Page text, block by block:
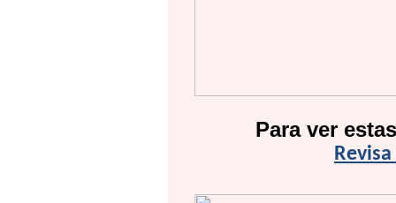
Para ver